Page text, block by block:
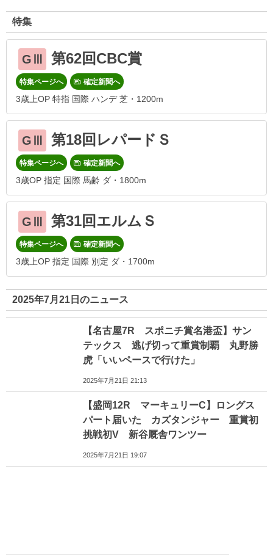
特集
GⅢ 第62回CBC賞
特集ページへ 確定新聞へ
3歳上OP 特指 国際 ハンデ 芝・1200m
GⅢ 第18回レパードＳ
特集ページへ 確定新聞へ
3歳OP 指定 国際 馬齢 ダ・1800m
GⅢ 第31回エルムＳ
特集ページへ 確定新聞へ
3歳上OP 指定 国際 別定 ダ・1700m
2025年7月21日のニュース
【名古屋7R スポニチ賞名港盃】サン
テックス 逃げ切って重賞制覇 丸野勝
虎「いいペースで行けた」
2025年7月21日 21:13
【盛岡12R マーキュリーC】ロングス
パート届いた カズタンジャー 重賞初
挑戦初V 新谷厩舎ワンツー
2025年7月21日 19:07